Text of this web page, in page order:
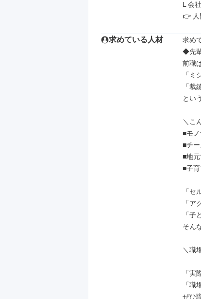
L 会
👉 人
求めている人材
求め
◆先
前職
「ミ
「裁
とい
＼こ
■モ
■チ
■地
■子
「セ
「ア
「子
そん
＼職
「実
「職
ぜひ